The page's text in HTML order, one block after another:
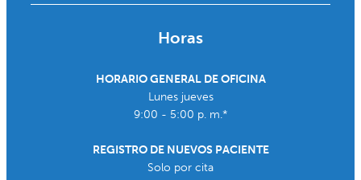
Horas
HORARIO GENERAL DE OFICINA
Lunes jueves
9:00 - 5:00 p. m.*
REGISTRO DE NUEVOS PACIENTE
Solo por cita